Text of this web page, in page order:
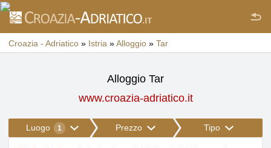
Croazia - Adriatico » Istria »Alloggio » Tar
Alloggio Tar
www.croazia-adriatico.it
Luogo 1 Prezzo Tipo